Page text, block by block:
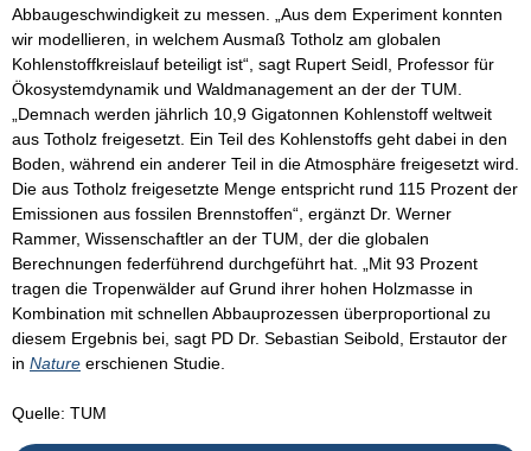
Abbaugeschwindigkeit zu messen. „Aus dem Experiment konnten
wir modellieren, in welchem Ausmaß Totholz am globalen
Kohlenstoffkreislauf beteiligt ist“, sagt Rupert Seidl, Professor für
Ökosystemdynamik und Waldmanagement an der der TUM.
„Demnach werden jährlich 10,9 Gigatonnen Kohlenstoff weltweit
aus Totholz freigesetzt. Ein Teil des Kohlenstoffs geht dabei in den
Boden, während ein anderer Teil in die Atmosphäre freigesetzt wird.
Die aus Totholz freigesetzte Menge entspricht rund 115 Prozent der
Emissionen aus fossilen Brennstoffen“, ergänzt Dr. Werner
Rammer, Wissenschaftler an der TUM, der die globalen
Berechnungen federführend durchgeführt hat. „Mit 93 Prozent
tragen die Tropenwälder auf Grund ihrer hohen Holzmasse in
Kombination mit schnellen Abbauprozessen überproportional zu
diesem Ergebnis bei, sagt PD Dr. Sebastian Seibold, Erstautor der
in Nature erschienen Studie.
Quelle: TUM